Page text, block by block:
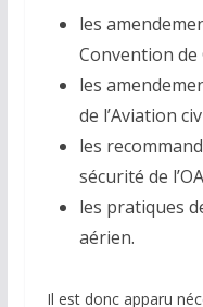
les
Convention de
les
de l’Aviation
les
sécurité de
les pratiques
aérien.
Il est donc apparu